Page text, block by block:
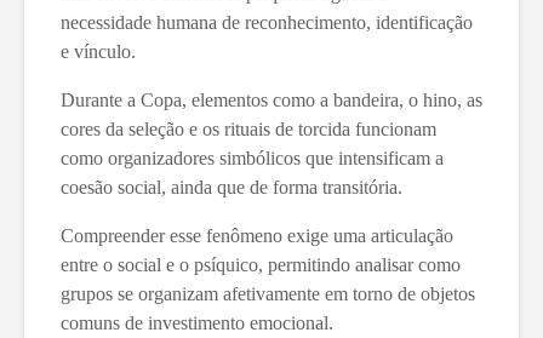
necessidade humana de reconhecimento, identificação
e vínculo.
Durante a Copa, elementos como a bandeira, o hino, as
cores da seleção e os rituais de torcida funcionam
como organizadores simbólicos que intensificam a
coesão social, ainda que de forma transitória.
Compreender esse fenômeno exige uma articulação
entre o social e o psíquico, permitindo analisar como
grupos se organizam afetivamente em torno de objetos
comuns de investimento emocional.